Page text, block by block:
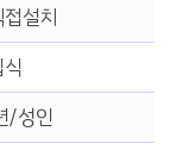
설치
/성인